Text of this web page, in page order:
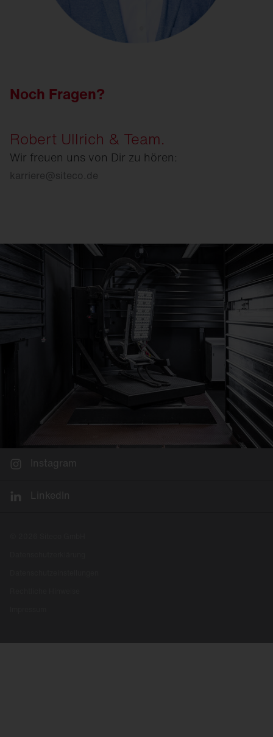
Noch Fragen?
Robert Ullrich & Team.
Wir freuen uns von Dir zu hören:
karriere@siteco.de
Instagram
LinkedIn